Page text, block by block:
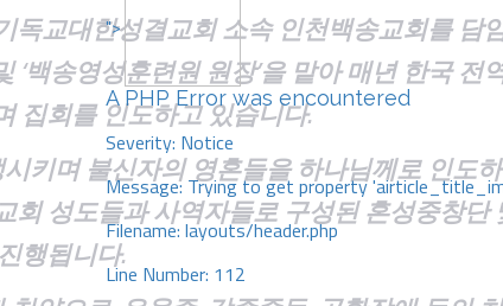
">
A PHP Error was encountered
Severity: Notice
Message: Trying to get property
Filename: layouts/header.php
Line Number: 112
교대한성결교회 소속 인천백송교회를 담
‘백송영성훈련원 원장’을 맡아 매년 한국 전
집회를 인도하고 있습니다.
키며 불신자의 영혼들을 하나님께로 인도
회 성도들과 사역자들로 구성된 혼성중창단
진행됩니다.